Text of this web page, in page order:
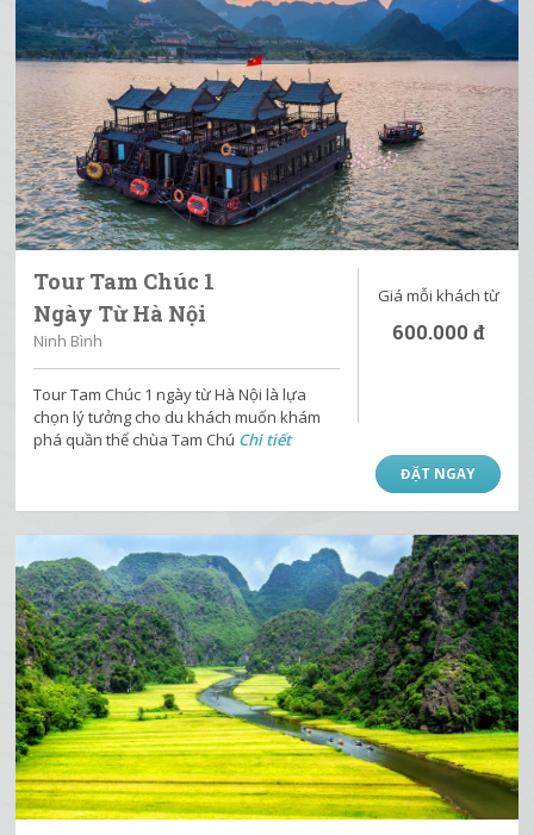
Tour Tam Chúc 1
Ngày Từ Hà Nội
Ninh Bình
Giá mỗi khách từ
600.000 đ
Tour Tam Chúc 1 ngày từ Hà Nội là lựa
chọn lý tưởng cho du khách muốn khám
phá quần thể chùa Tam Chú Chi tiết
ĐẶT NGAY